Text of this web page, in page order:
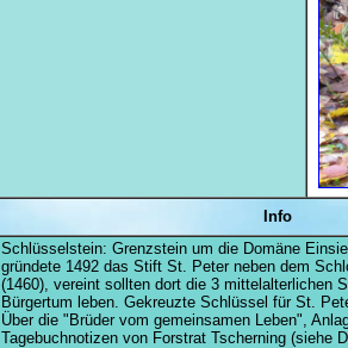
Info
Schlüsselstein: Grenzstein um die Domäne
gründete 1492 das Stift St. Peter neben dem
(1460), vereint sollten dort die 3 mittelalterlichen
Bürgertum leben. Gekreuzte Schlüssel für St.
Über die "Brüder vom gemeinsamen Leben",
Tagebuchnotizen von Forstrat Tscherning (siehe